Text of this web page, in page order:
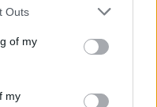
Outs
of my
my
Corriger une erreur